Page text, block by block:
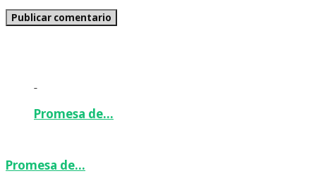
-
Promesa de…
Promesa de…